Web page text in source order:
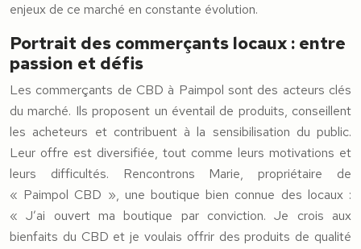
enjeux de ce marché en constante évolution.
Portrait des commerçants locaux : entre
passion et défis
Les commerçants de CBD à Paimpol sont des acteurs clés
du marché. Ils proposent un éventail de produits, conseillent
les acheteurs et contribuent à la sensibilisation du public.
Leur offre est diversifiée, tout comme leurs motivations et
leurs difficultés. Rencontrons Marie, propriétaire de
« Paimpol CBD », une boutique bien connue des locaux :
« J’ai ouvert ma boutique par conviction. Je crois aux
bienfaits du CBD et je voulais offrir des produits de qualité